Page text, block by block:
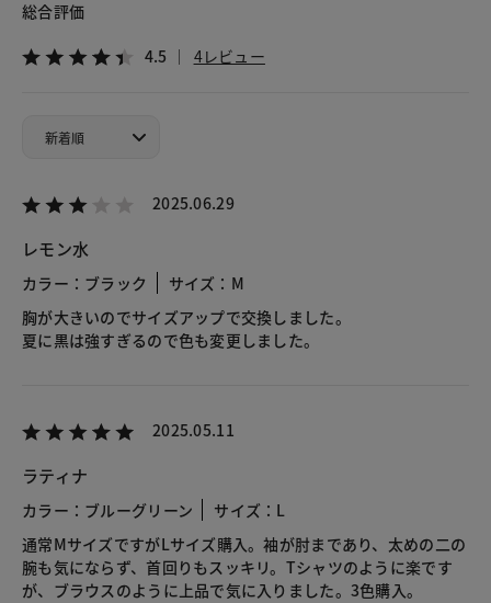
総合評価
4.5 4レビュー
2025.06.29
レモン水
カラー：ブラック
サイズ：M
胸が大きいのでサイズアップで交換しました。
夏に黒は強すぎるので色も変更しました。
2025.05.11
ラティナ
カラー：ブルーグリーン
サイズ：L
通常MサイズですがLサイズ購入。袖が肘まであり、太めの二の
腕も気にならず、首回りもスッキリ。Tシャツのように楽です
が、ブラウスのように上品で気に入りました。3色購入。